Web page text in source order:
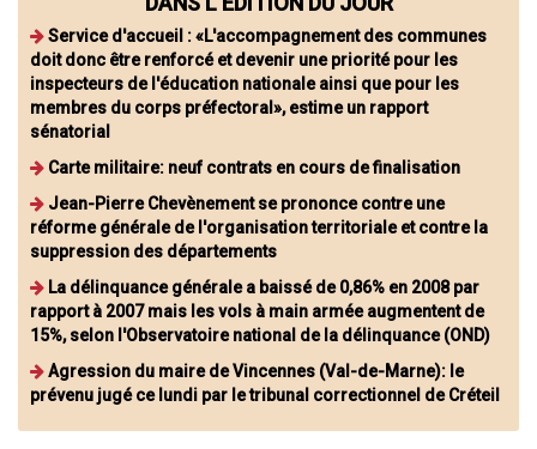
Service d'accueil : «L'accompagnement des communes
doit donc être renforcé et devenir une priorité pour les
inspecteurs de l'éducation nationale ainsi que pour les
membres du corps préfectoral», estime un rapport
sénatorial
Carte militaire: neuf contrats en cours de finalisation
Jean-Pierre Chevènement se prononce contre une
réforme générale de l'organisation territoriale et contre la
suppression des départements
La délinquance générale a baissé de 0,86% en 2008 par
rapport à 2007 mais les vols à main armée augmentent de
15%, selon l'Observatoire national de la délinquance (OND)
Agression du maire de Vincennes (Val-de-Marne): le
prévenu jugé ce lundi par le tribunal correctionnel de Créteil